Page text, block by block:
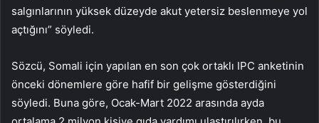
salgınlarının yüksek düzeyde akut yetersiz beslenmeye yol
açtığını” söyledi.
Sözcü, Somali için yapılan en son çok ortaklı IPC anketinin
önceki dönemlere göre hafif bir gelişme gösterdiğini
söyledi. Buna göre, Ocak-Mart 2022 arasında ayda